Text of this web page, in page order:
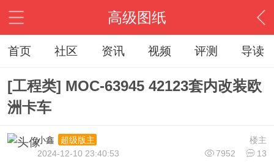
高级图纸
首页 社区 资讯 视频 评测 导读
[工程类] MOC-63945 42123套内改装欧
洲卡车
楼主
小鑫
超级版主
7952
13
2024-12-10 23:40:53